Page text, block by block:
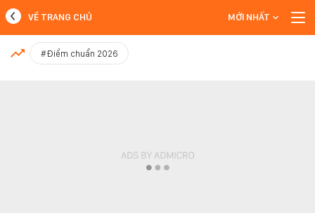
MỚI NHẤT
VỀ TRANG CHỦ MỚI NHẤT
#Điểm chuẩn 2026